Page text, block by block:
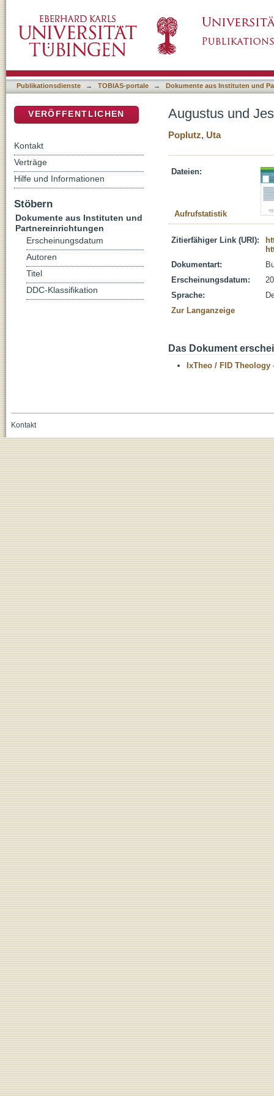
Publikationsdienste → TOBIAS-portale → Dokumente aus Instituten und
Augustus und
Poplutz, Uta
Dateien:
Aufrufstatistik
Zitierfähiger Link (URI):
Dokumentart:
Erscheinungsdatum:
Sprache:
Zur Langanzeige
Das Dokument
IxTheo / FID Theology
VERÖFFENTLICHEN
Kontakt
Verträge
Hilfe und Informationen
Stöbern
Dokumente aus Instituten und
Partnereinrichtungen
Erscheinungsdatum
Autoren
Titel
DDC-Klassifikation
Kontakt